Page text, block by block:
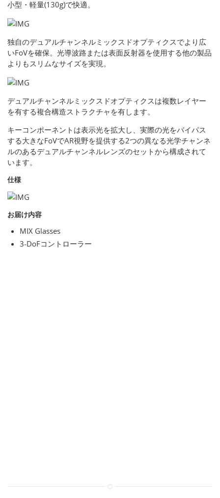
小型・軽量(130g)で快適。
独自のデュアルチャンネルミックスドオプティクスでより広
いFoVを確保。光導波路または表面反射器を使用する他の製品
よりもスリムなサイズを実現。
デュアルチャンネルミックスドオプティクスは複数レイヤー
を有する複合構造ストラクチャを有します。
キーコンポーネントは表示光を拡大し、実際の光をバイパス
する大きなFoVでAR視野を提供する2つの異なる光学チャンネ
ルのあるデュアルチャンネルレンズのセットから構成されて
います。
仕様
お届け内容
MIX Glasses
3-DoFコントローラー